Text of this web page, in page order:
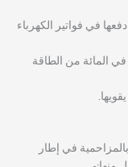
في فواتير الكهرباء
كما يمكن عمل ترشيد ذلك نسبة تصل إلى 40 في المائة من الطاقة
بالمزاحمية في إطار